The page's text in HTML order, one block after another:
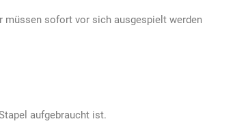
müssen sofort vor sich ausgespielt werden
aufgebraucht ist.